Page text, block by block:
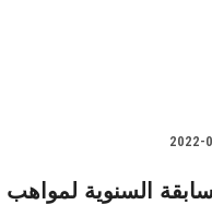
2022-